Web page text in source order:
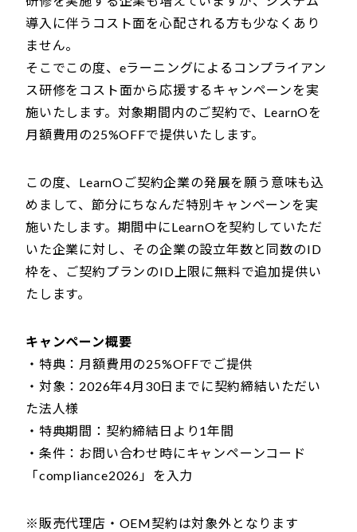
導入に伴うコスト面を心配される方も少なくあり
ません。
そこでこの度、eラーニングによるコンプライアン
ス研修をコスト面から応援するキャンペーンを実
施いたします。対象期間内のご契約で、LearnOを
月額費用の25%OFFで提供いたします。
この度、LearnOご契約企業の発展を願う意味も込
めまして、節分にちなんだ特別キャンペーンを実
施いたします。期間中にLearnOを契約していただ
いた企業に対し、その企業の設立年数と同数のID
枠を、ご契約プランのID上限に無料で追加提供い
たします。
キャンペーン概要
・特典：月額費用の25%OFFでご提供
・対象：2026年4月30日までに契約締結いただい
た法人様
・特典期間：契約締結日より1年間
・条件：お問い合わせ時にキャンペーンコード
「compliance2026」を入力
※販売代理店・OEM契約は対象外となります